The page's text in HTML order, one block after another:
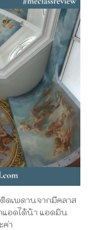
ดเพดานจากมีคลาส
แอดได้น้า แอดมิน
ค่า